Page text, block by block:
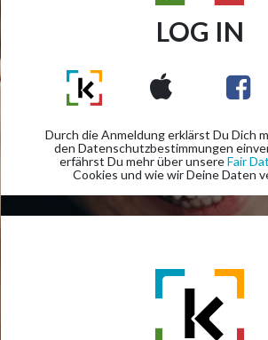
DEINE
APP
Hole Dir die ktchng App und
Teil der Community. Scanne
Welt, sammle ktchng Token KTC
und sei der/die Erste bei Trends
und Angebote. 1 KTC = 1 EURO
LOG IN
Durch die Anmeldung erklärst Du Dich
den Datenschutzbestimmungen
erfährst Du mehr über unsereFair
Cookies und wie wir Deine Daten